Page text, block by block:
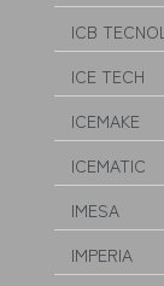
ICB
ICE TECH
ICEMAKE
ICEMATIC
IMESA
IMPERIA